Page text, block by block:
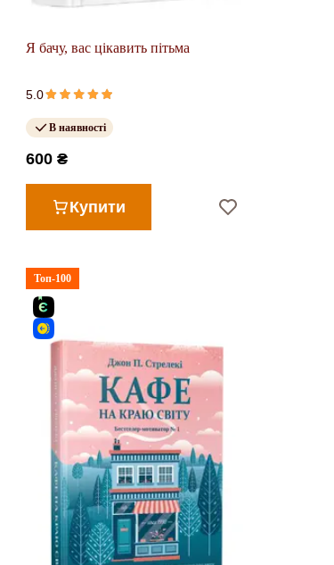
Я бачу, вас цікавить пітьма
5.0
В наявності
600 ₴
Купити
Топ-100